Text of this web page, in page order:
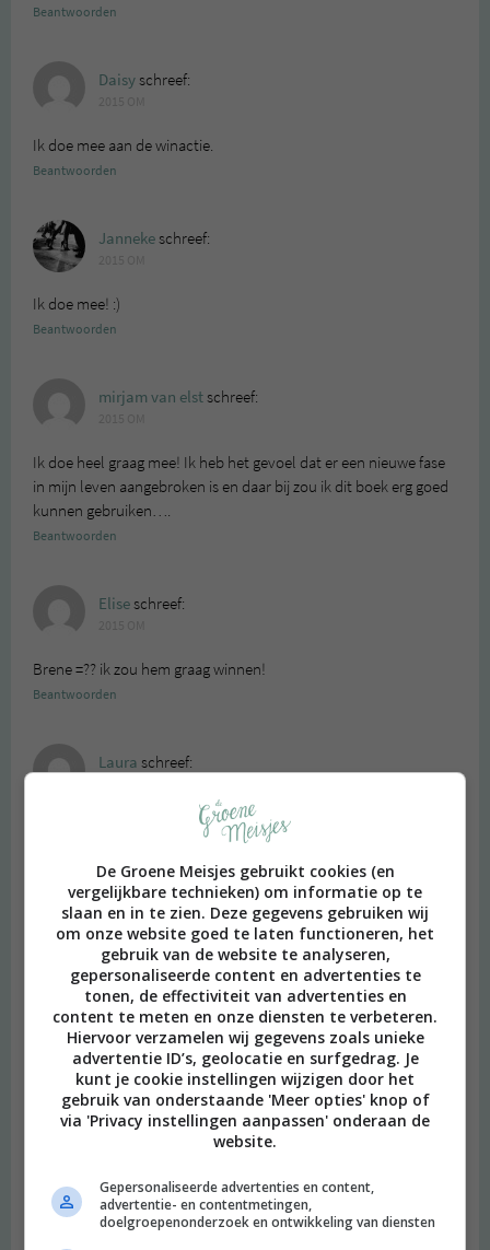
Beantwoorden
Daisyschreef:
Ik doe mee aan de winactie.
Beantwoorden
Jannekeschreef:
Ik doe mee! :)
Beantwoorden
mirjam van elstschreef:
Ik doe heel graag mee! Ik heb het gevoel dat er een nieuwe fase
in mijn leven aangebroken is en daar bij zou ik dit boek erg goed
kunnen gebruiken….
Beantwoorden
Eliseschreef:
Brene =?? ik zou hem graag winnen!
Beantwoorden
Laura schreef:
Ik doe graag mee met de winactie. Dit boek komt op een goed
ik hem zelf! Mooi omschreven wat het boek kan betekenen voor
iemand trouwens.
Linda schreef:
2015 OM
Ja, ik doe heel graag mee met de winactie! Vallen en opstaan
geeft een steile leercurve, heel benieuwd wat Brené Brown
erover schrijft, op zoek naar herkenning en nieuwe inzichten.
Beantwoorden
Amyschreef:
2015 OM
De Groene Meisjes gebruikt cookies (en
vergelijkbare technieken) om informatie op te
slaan en in te zien. Deze gegevens gebruiken wij
om onze website goed te laten functioneren, het
gebruik van de website te analyseren,
gepersonaliseerde content en advertenties te
tonen, de effectiviteit van advertenties en
content te meten en onze diensten te verbeteren.
Hiervoor verzamelen wij gegevens zoals unieke
advertentie ID’s, geolocatie en surfgedrag. Je
kunt je cookie instellingen wijzigen door het
gebruik van onderstaande 'Meer opties' knop of
via 'Privacy instellingen aanpassen' onderaan de
website.
Gepersonaliseerde advertenties en content,
advertentie- en contentmetingen,
doelgroepenonderzoek en ontwikkeling van diensten